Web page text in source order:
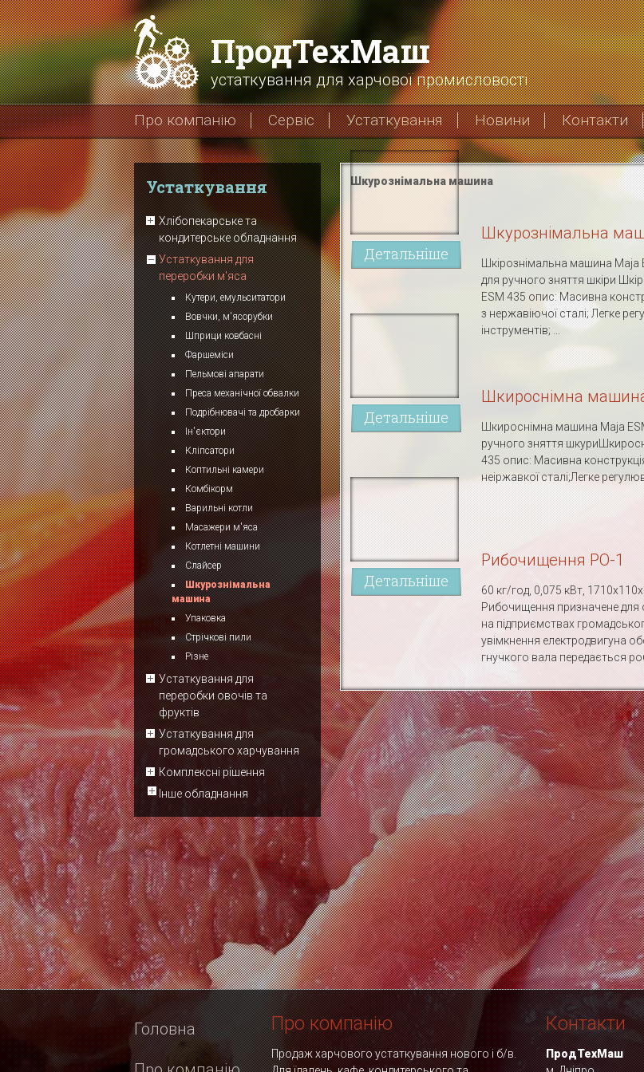
ПродТехМаш
устаткування для харчової промисловості
Про компанію Сервіс Устаткування Новини Контакти
Устаткування
Хлібопекарське та
кондитерське обладнання
Устаткування для
переробки м'яса
Кутери, емульситатори
Вовчки, м'ясорубки
Шприци ковбасні
Фаршеміси
Пельмові апарати
Преса механічної обвалки
Подрібнювачі та дробарки
Ін'єктори
Кліпсатори
Коптильні камери
Комбікорм
Варильні котли
Масажери м'яса
Котлетні машини
Слайсер
Шкурознімальна
машина
Упаковка
Стрічкові пили
Різне
Устаткування для
переробки овочів та
фруктів
Устаткування для
громадського харчування
Комплексні рішення
Інше обладнання
Шкурознімальна машина
Детальніше
Шкурознімальна
Шкірознімальна машина
для ручного зняття шкіри
ESM 435 опис: Масивна
з нержавіючої сталі; Легке
інструментів; ...
Детальніше
Шкироснімна
Шкироснімна машина Maja
ручного зняття
435 опис: Масивна
неіржавкої сталі;Легке
Детальніше
Рибочищення РО-1
60 кг/год, 0,075 кВт,
Рибочищення призначене для
на підприємствах
увімкнення електродвигуна
гнучкого вала передається
Головна Про компанію
Продаж харчового устаткування нового і б/в.
Контакти
ПродТехМаш